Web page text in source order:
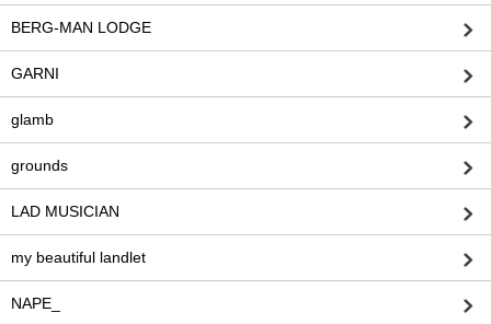
BERG-MAN LODGE
GARNI
glamb
grounds
LAD MUSICIAN
my beautiful landlet
NAPE_